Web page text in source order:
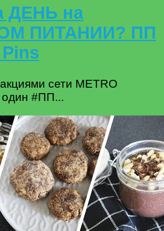
ДЕНЬ на
ПИТАНИИ? ПП
сети METRO
#ПП...